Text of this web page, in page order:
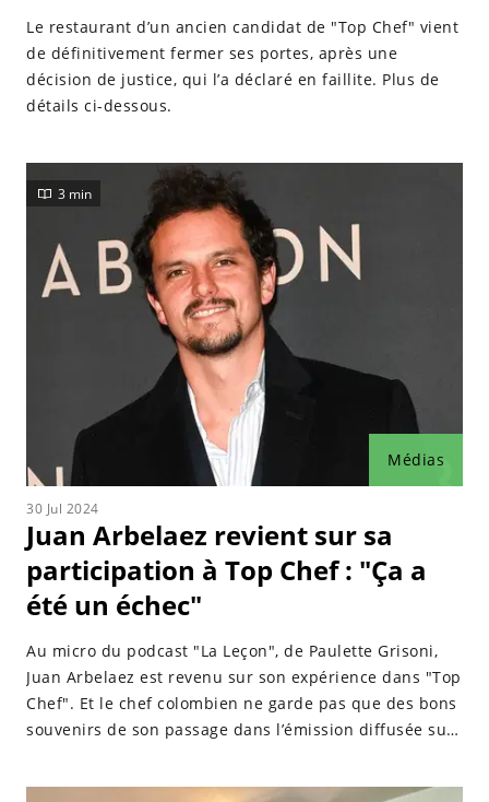
Le restaurant d’un ancien candidat de "Top Chef" vient
de définitivement fermer ses portes, après une
décision de justice, qui l’a déclaré en faillite. Plus de
détails ci-dessous.
Médias
3 min
30 Jul 2024
Juan Arbelaez revient sur sa
participation à Top Chef : "Ça a
été un échec"
Au micro du podcast "La Leçon", de Paulette Grisoni,
Juan Arbelaez est revenu sur son expérience dans "Top
Chef". Et le chef colombien ne garde pas que des bons
souvenirs de son passage dans l’émission diffusée sur